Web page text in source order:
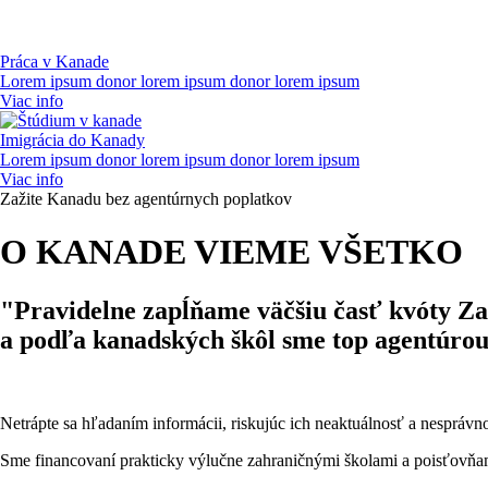
Práca v Kanade
Lorem ipsum donor lorem ipsum donor lorem ipsum
Viac info
Imigrácia do Kanady
Lorem ipsum donor lorem ipsum donor lorem ipsum
Viac info
Zažite Kanadu bez agentúrnych poplatkov
O KANADE VIEME VŠETKO
"Pravidelne zapĺňame väčšiu časť kvóty
a podľa kanadských škôl sme top
Netrápte sa hľadaním informácii, riskujúc ich neaktuálnosť a
Sme financovaní prakticky výlučne zahraničnými školami a